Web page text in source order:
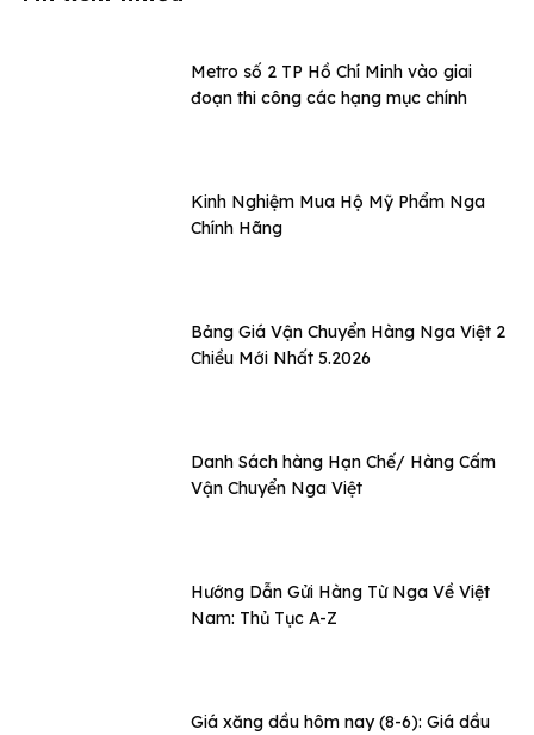
Metro số 2 TP Hồ Chí Minh vào giai
đoạn thi công các hạng mục chính
Kinh Nghiệm Mua Hộ Mỹ Phẩm Nga
Chính Hãng
Bảng Giá Vận Chuyển Hàng Nga Việt 2
Chiều Mới Nhất 5.2026
Danh Sách hàng Hạn Chế/ Hàng Cấm
Vận Chuyển Nga Việt
Hướng Dẫn Gửi Hàng Từ Nga Về Việt
Nam: Thủ Tục A-Z
Giá xăng dầu hôm nay (8-6): Giá dầu